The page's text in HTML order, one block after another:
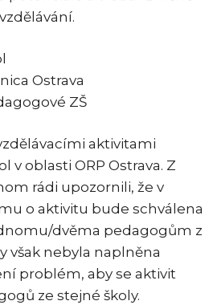
Ostrava
ZŠ
aktivitami
v oblasti ORP Ostrava. Z
rádi upozornili, že v
o aktivitu bude schválena
dvěma pedagogům z
však nebyla naplněna
problém, aby se aktivit
ze stejné školy.